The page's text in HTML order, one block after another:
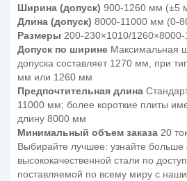
Ширина (допуск) 900-1260 мм (±5
Длина (допуск) 8000-11000 мм (0-
Размеры 200-230×1010/
Допуск по ширине Максимальная
допуска составляет 1270 мм, при
мм или 1260 мм
Предпочтительная длина
11000 мм; более короткие плиты
длину 8000 мм
Минимальный объем заказа 20
Выбирайте лучшее: узнайте
высококачественной стали по
поставляемой по всему миру с